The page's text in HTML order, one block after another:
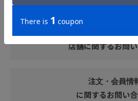
店舗に関するお問
注文・会員情
に関するお問い